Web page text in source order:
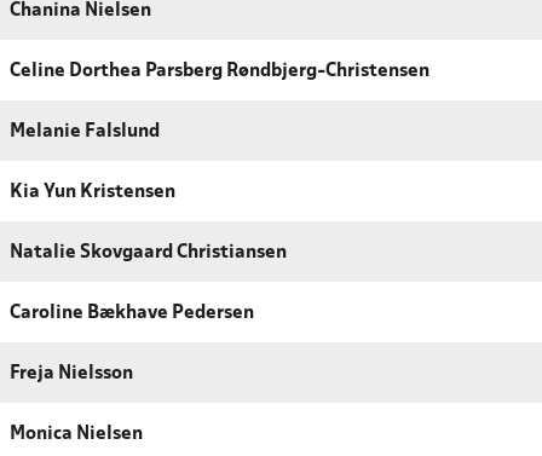
Chanina Nielsen
Celine Dorthea Parsberg Røndbjerg-Christensen
Melanie Falslund
Kia Yun Kristensen
Natalie Skovgaard Christiansen
Caroline Bækhave Pedersen
Freja Nielsson
Monica Nielsen